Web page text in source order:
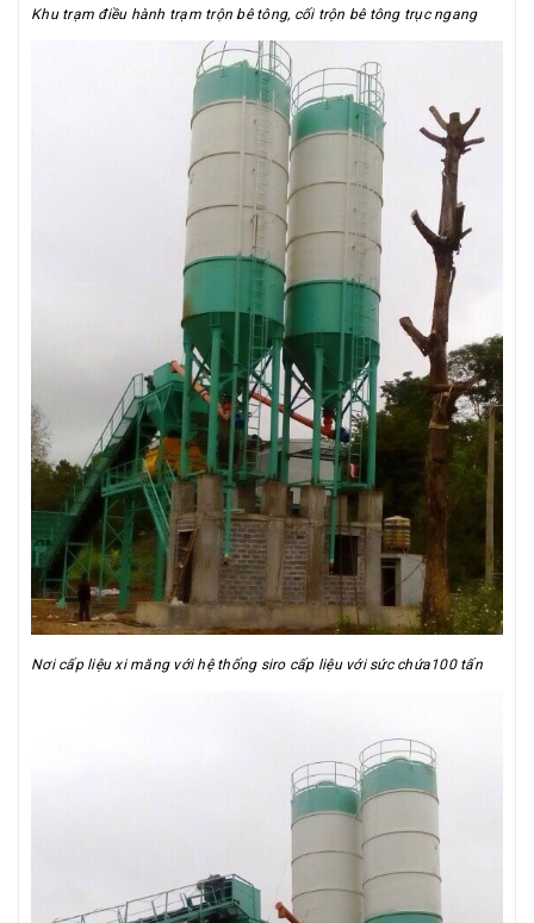
Khu trạm điều hành trạm trộn bê tông, cối trộn bê tông trục ngang
Nơi cấp liệu xi măng với hệ thống siro cấp liệu với sức chứa100 tấn